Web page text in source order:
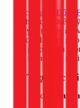
Việc
Sửa Tủ Đông
kết hợp của nhiều
Thay vì tự mày mò
gia của 1Fix.vn
giải pháp nhanh
bạn trở nên tiện
📍 Thợ trực
Đội thợ của